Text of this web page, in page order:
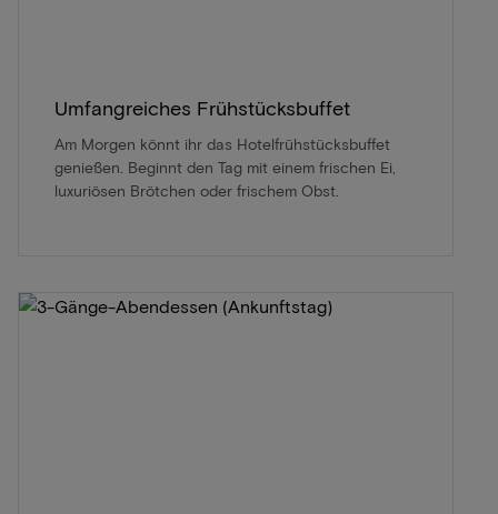
Umfangreiches Frühstücksbuffet
Am Morgen könnt ihr das Hotelfrühstücksbuffet
genießen. Beginnt den Tag mit einem frischen Ei,
luxuriösen Brötchen oder frischem Obst.